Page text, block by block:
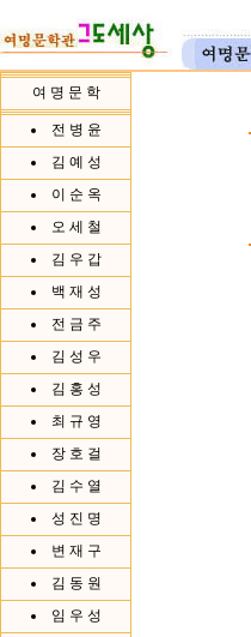
여 명 문 학
전 병 윤
김 예 성
이 순 옥
오 세 철
김 우 갑
백 재 성
전 금 주
김 성 우
김 홍 성
최 규 영
장 호 걸
김 수 열
성 진 명
변 재 구
김 동 원
임 우 성